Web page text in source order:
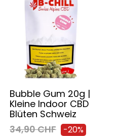
Bubble Gum 20g |
Kleine Indoor CBD
Blüten Schweiz
34,90 CHF
-20%